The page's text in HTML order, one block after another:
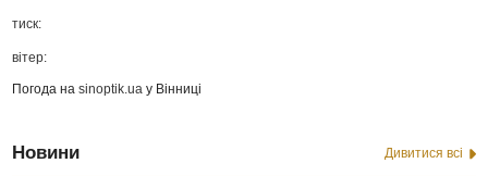
тиск:
вітер:
Погода наsinoptik.ua у Вінниці
Новини Дивитися всі